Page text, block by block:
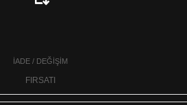
İADE / DEĞİŞİM
FIRSATI